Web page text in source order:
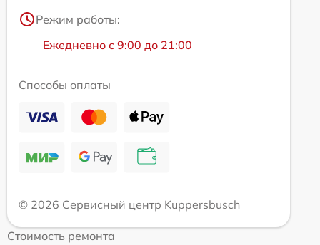
Режим работы:
Ежедневно с 9:00 до 21:00
Способы оплаты
© 2026 Сервисный центр Kuppersbusch
Стоимость ремонта